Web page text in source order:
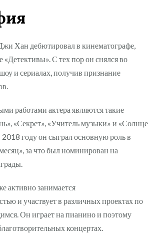
Хан дебютировал в кинематографе,
С тех пор он снялся во
и сериалах, получив признание
работами актера являются такие
«Секрет», «Учитель музыки» и «Солнце
году он сыграл основную роль в
за что был номинирован на
активно занимается
и участвует в различных проектах по
Он играет на пианино и поэтому
концертах.